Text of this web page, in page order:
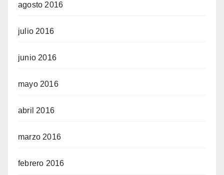
agosto 2016
julio 2016
junio 2016
mayo 2016
abril 2016
marzo 2016
febrero 2016